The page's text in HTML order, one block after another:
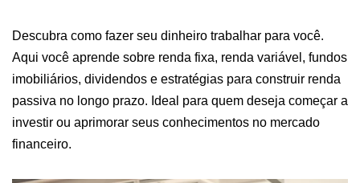
Descubra como fazer seu dinheiro trabalhar para você.
Aqui você aprende sobre renda fixa, renda variável, fundos
imobiliários, dividendos e estratégias para construir renda
passiva no longo prazo. Ideal para quem deseja começar a
investir ou aprimorar seus conhecimentos no mercado
financeiro.